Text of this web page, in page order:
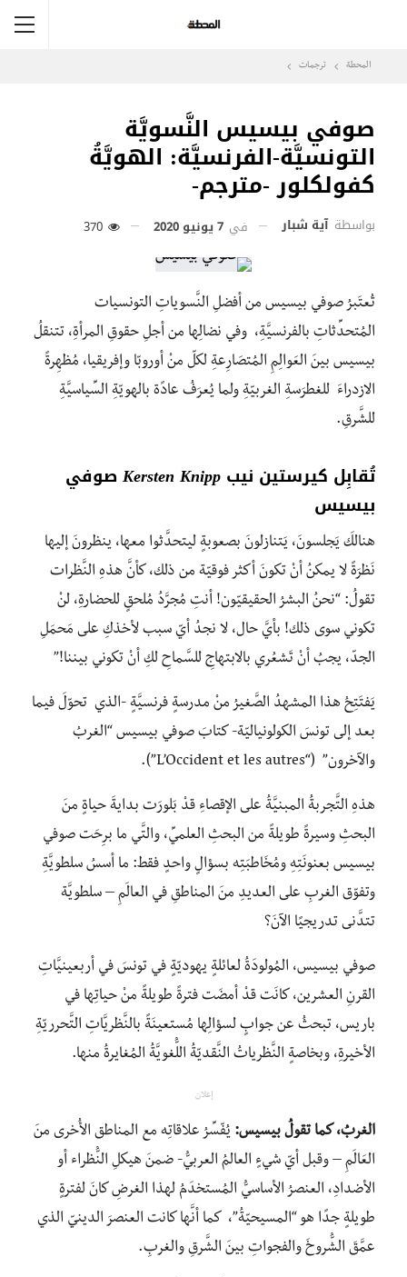
المحطة ترجمات
صوفي بيسيس النَّسويَّة
التونسيَّة-الفرنسيَّة: الهويَّةُ
كفولكلور -مترجم-
بواسطة آية شبار في 7 يونيو 2020
تُعتَبرُ صوفي بيسيس من أفضلِ النَّسوياتِ التونسيات
المُتحدِّثاتِ بالفرنسيَّةِ، وفي نضالِها من أجلِ حقوقِ المرأةِ، تتنقلُ
بيسيس بينَ العَوالِمِ المُتصَارِعةِ لكلّ منْ أوروبّا وإفريقيا، مُظهِرةً
الازدراءَ للغطرَسةِ الغربيّةِ ولما يُعرَفُ عادًة بالهويّةِ السِّياسيَّةِ
للشَّرقِ.
تُقابِل كيرستين نيب Kersten Knipp صوفي
بيسيس
هنالكَ يَجلسونَ، يَتنازلونَ بصعوبةٍ ليتحدَّثوا معها، ينظرونَ إليها
نَظرَةً لا يمكنُ أنْ تكونَ أكثر فوقيّة من ذلك، كأنَّ هذهِ النَّظرات
تقولُ: “نحنُ البشرُ الحقيقيّون! أنتِ مُجرَّدُ مُلحقٍ للحضارةِ، لنْ
تكوني سوى ذلك! بأيَّ حال، لا نجدُ أيّ سبب لأخذكِ على مَحمَلِ
الجدّ، يجبُ أنْ تَشعُري بالابتهاجِ للسَّماحِ لكِ أنْ تكوني بيننا!”
يَفتَتِحُ هذا المشهدُ الصَّغيرُ منْ مدرسةٍ فرنسيَّةٍ -الذي تحوّلَ فيما
بعد إلى تونسَ الكولونياليّة- كتابَ صوفي بيسيس “الغربُ
والآخرون” (“L’Occident et les autres”).
هذهِ التَّجربةُ المبنيَّةُ على الإقصاءِ قدْ بَلورَت بدايةَ حياةٍ منَ
البحثِ وسيرةً طويلةً من البحثِ العلميِّ، والتَّي ما برِحَت صوفي
بيسيس بعنونَتِهِ ومُخَاطبَتِه بسؤالٍ واحدٍ فقط: ما أسسُ سلطويَّةِ
وتفوّق الغربِ على العديدِ منَ المناطقِ في العالَمِ – سلطويَّة
تتدَّنى تدريجيًا الآنَ؟
صوفي بيسيس، المُولودَةُ لعائلةٍ يهوديّةٍ في تونسَ في أربعينيَّاتِ
القرنِ العشرين، كانَت قدْ أمضَت فترةً طويلةً منْ حياتِها في
باريس، تبحثُ عن جوابٍ لسؤالِها مُستعينَةً بالنَّظريَّاتِ التَّحرريّةِ
الأخيرةِ، وبخاصةٍ النَّظرياتُ النَّقديّةُ اللُّغويَّةُ المُغايرةُ منها.
إعلان
الغربُ، كما تقولُ بيسيس: يُفّسِّرُ علاقاتِه مع المناطق الأُخرى منَ
العَالَمِ – وقبل أيّ شيءٍ العالمُ العربيُّ- ضمنَ هيكلِ النُّظراء أو
الأضدادِ، العنصرُ الأساسيُّ المُستخدَمُ لهذا الغرضِ كانَ لفترةٍ
طويلةٍ جدًا هو “المسيحيّةُ”، كما أنَّها كانت العنصرَ الدينيّ الذي
عمَّقَ الشُّروخَ والفجواتِ بينَ الشَّرقِ والغربِ.